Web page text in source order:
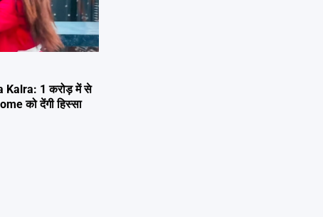
Kalra: 1 करोड़ में से
को देंगी हिस्सा